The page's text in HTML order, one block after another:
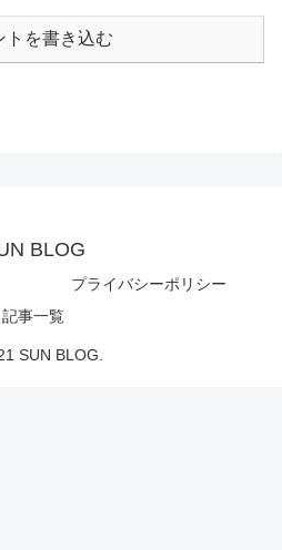
トを書き込む
BLOG
プライバシーポリシー
記事一覧
SUN BLOG.